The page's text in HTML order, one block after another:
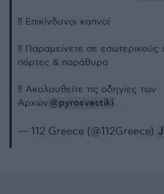
‼️ Επικίνδυνοι καπνοί
‼️ Παραμείνετε σε εσωτερικούς
πόρτες & παράθυρα
‼️ Ακολουθείτε τις οδηγίες των
Αρχών @pyrosvestiki …
— 112 Greece (@112Greece)